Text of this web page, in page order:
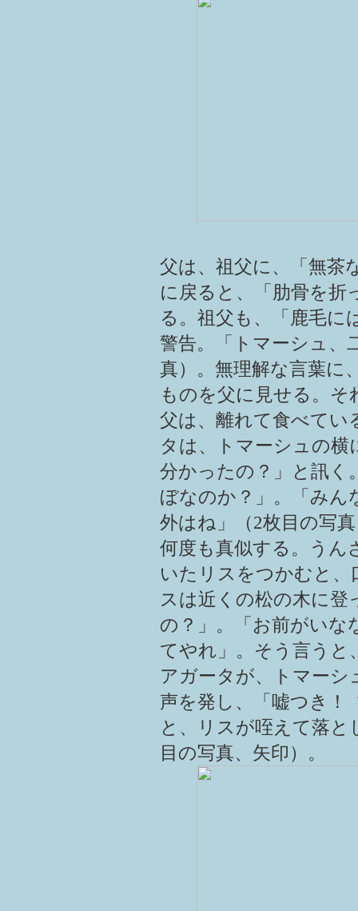
父は、祖父に、「無茶
に戻ると、「肋骨を折
る。祖父も、「鹿毛に
警告。「トマーシュ、
真）。無理解な言葉に
ものを父に見せる。
父は、離れて食べてい
タは、トマーシュの
分かったの？」と訊く
ぼなのか？」。「みん
外はね」（2枚目の写
何度も真似する。うん
いたリスをつかむと
スは近くの松の木に登
の？」。「お前がいな
てやれ」。そう言うと
アガータが、トマー
声を発し、「嘘つき
と、リスが咥えて落
目の写真、矢印）。